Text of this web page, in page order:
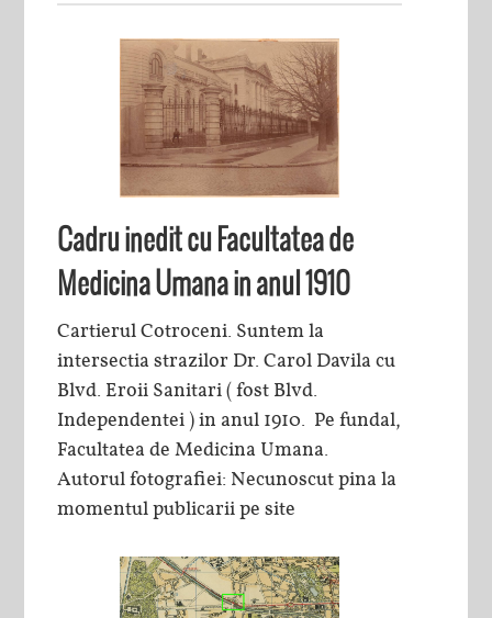
Cadru inedit cu Facultatea de
Medicina Umana in anul 1910
Cartierul Cotroceni. Suntem la
intersectia strazilor Dr. Carol Davila cu
Blvd. Eroii Sanitari ( fost Blvd.
Independentei ) in anul 1910. Pe fundal,
Facultatea de Medicina Umana.
Autorul fotografiei: Necunoscut pina la
momentul publicarii pe site